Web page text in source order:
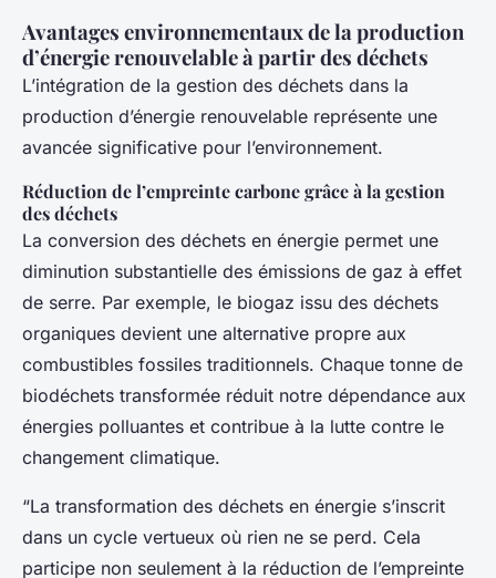
Avantages environnementaux de la production
d’énergie renouvelable à partir des déchets
L’intégration de la gestion des déchets dans la
production d’énergie renouvelable représente une
avancée significative pour l’environnement.
Réduction de l’empreinte carbone grâce à la gestion
des déchets
La conversion des déchets en énergie permet une
diminution substantielle des émissions de gaz à effet
de serre. Par exemple, le biogaz issu des déchets
organiques devient une alternative propre aux
combustibles fossiles traditionnels. Chaque tonne de
biodéchets transformée réduit notre dépendance aux
énergies polluantes et contribue à la lutte contre le
changement climatique.
“La transformation des déchets en énergie s’inscrit
dans un cycle vertueux où rien ne se perd. Cela
participe non seulement à la réduction de l’empreinte